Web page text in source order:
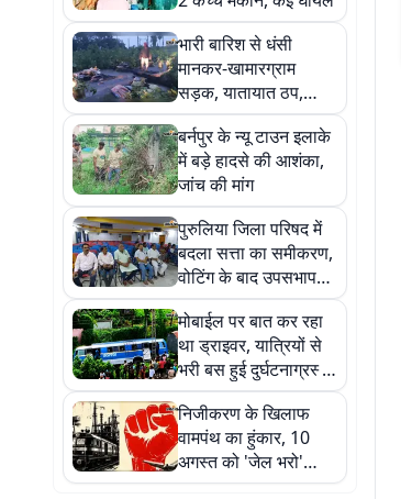
भारी बारिश से धंसी
मानकर-खामारग्राम
सड़क, यातायात ठप,
मुश्किल में ग्रामीण
बर्नपुर के न्यू टाउन इलाके
में बड़े हादसे की आशंका,
जांच की मांग
पुरुलिया जिला परिषद में
बदला सत्ता का समीकरण,
वोटिंग के बाद उपसभापति
सुजय बनर्जी हटाये गये
मोबाईल पर बात कर रहा
था ड्राइवर, यात्रियों से
भरी बस हुई दुर्घटनाग्रस्त,
15 यात्री घायल
निजीकरण के खिलाफ
वामपंथ का हुंकार, 10
अगस्त को 'जेल भरो'
आंदोलन का एलान